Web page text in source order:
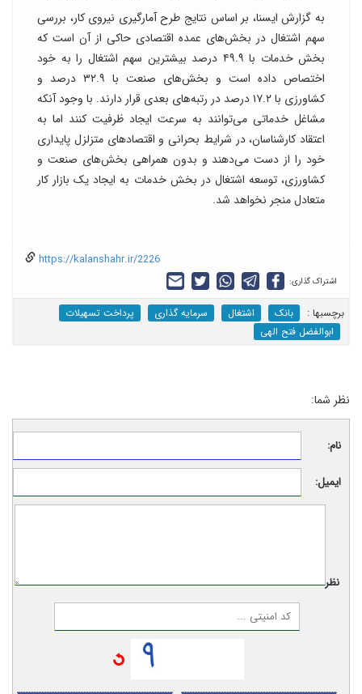
به گزارش ایسنا، بر اساس نتایج طرح آمارگیری نیروی کار، بررسی
سهم اشتغال در بخش‌های عمده اقتصادی حاکی از آن است که
بخش خدمات با ۴۹.۹ درصد بیشترین سهم اشتغال را به خود
اختصاص داده است و بخش‌های صنعت با ۳۲.۹ درصد و
کشاورزی با ۱۷.۲ درصد در رتبه‌های بعدی قرار دارند. با وجود آنکه
مشاغل خدماتی می‌توانند به سرعت ایجاد ظرفیت کنند اما به
اعتقاد کارشناسان، در شرایط بحرانی و اقتصادهای متزلزل پایداری
خود را از دست می‌دهند و بدون همراهی بخش‌های صنعت و
کشاورزی، توسعه اشتغال در بخش خدمات به ایجاد یک بازار کار
متعادل منجر نخواهد شد.
https://kalanshahr.ir/2226
اشتراک گذاری:
برچسب‎ها : بانک اشتغال سرمایه گذاری
پرداخت تسهیلات
ابوالفضل فتح الهی
نظر شما:
نام:
ایمیل:
نظر: